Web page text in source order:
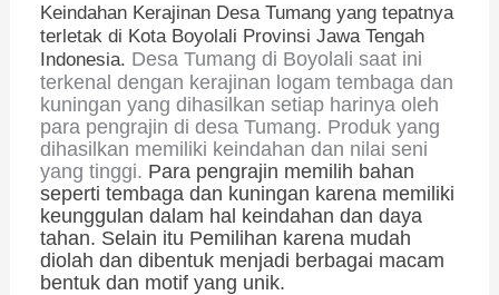
Keindahan Kerajinan Desa Tumang yang tepatnya
terletak di Kota Boyolali Provinsi Jawa Tengah
Indonesia. Desa Tumang di Boyolali saat ini
terkenal dengan kerajinan logam tembaga dan
kuningan yang dihasilkan setiap harinya oleh
para pengrajin di desa Tumang. Produk yang
dihasilkan memiliki keindahan dan nilai seni
yang tinggi. Para pengrajin memilih bahan
seperti tembaga dan kuningan karena memiliki
keunggulan dalam hal keindahan dan daya
tahan. Selain itu Pemilihan karena mudah
diolah dan dibentuk menjadi berbagai macam
bentuk dan motif yang unik.